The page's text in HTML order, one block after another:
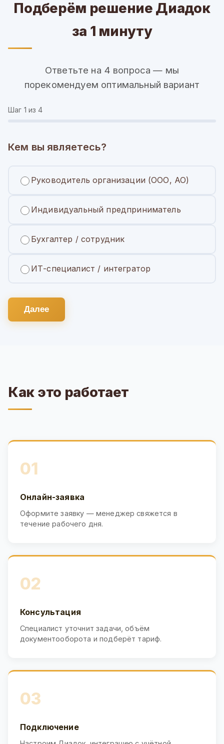
Подберём решение Диадок
за 1 минуту
Ответьте на 4 вопроса — мы
порекомендуем оптимальный вариант
Шаг 1 из 4
Кем вы являетесь?
Руководитель организации (ООО, АО)
Индивидуальный предприниматель
Бухгалтер / сотрудник
ИТ-специалист / интегратор
Далее
Как это работает
01
Онлайн-заявка
Оформите заявку — менеджер свяжется в
течение рабочего дня.
02
Консультация
Специалист уточнит задачи, объём
документооборота и подберёт тариф.
03
Подключение